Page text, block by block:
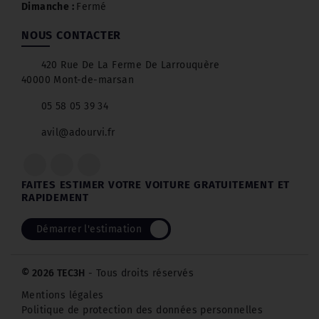
Dimanche : Fermé
NOUS CONTACTER
420 Rue De La Ferme De Larrouquère
40000 Mont-de-marsan
05 58 05 39 34
avil@adourvi.fr
FAITES ESTIMER VOTRE VOITURE GRATUITEMENT ET
RAPIDEMENT
Démarrer l'estimation
© 2026 TEC3H - Tous droits réservés
Mentions légales
Politique de protection des données personnelles